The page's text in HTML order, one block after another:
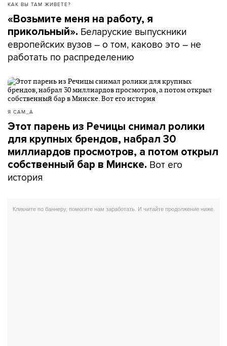
КАК ВЫ ТАМ ЖИВЕТЕ?
«Возьмите меня на работу, я
прикольный». Беларуские выпускники
европейских вузов – о том, каково это – не
работать по распределению
Я САМ_А
Этот парень из Речицы снимал ролики
для крупных брендов, набрал 30
миллиардов просмотров, а потом открыл
собственный бар в Минске. Вот его
история